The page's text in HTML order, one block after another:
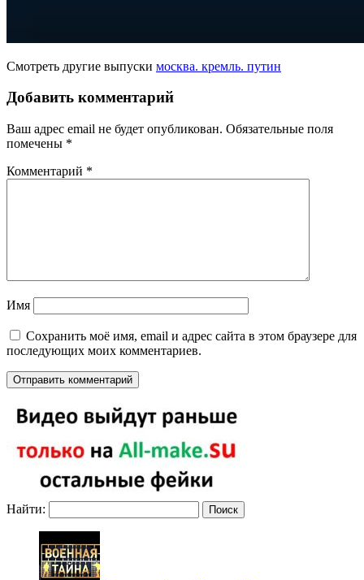
Смотреть другие выпуски москва. кремль. путин
Добавить комментарий
Ваш адрес email не будет опубликован. Обязательные поля
помечены *
Комментарий *
Имя
Сохранить моё имя, email и адрес сайта в этом браузере для
последующих моих комментариев.
Найти: